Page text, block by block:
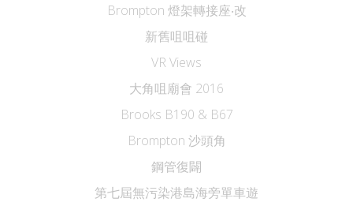
Brompton 燈架轉接座‧改
新舊咀咀碰
VR Views
大角咀廟會 2016
Brooks B190 & B67
Brompton 沙頭角
鋼管復闢
第七屆無污染港島海旁單車遊